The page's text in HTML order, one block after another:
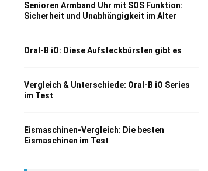
Senioren Armband Uhr mit SOS Funktion:
Sicherheit und Unabhängigkeit im Alter
Oral-B iO: Diese Aufsteckbürsten gibt es
Vergleich & Unterschiede: Oral-B iO Series
im Test
Eismaschinen-Vergleich: Die besten
Eismaschinen im Test